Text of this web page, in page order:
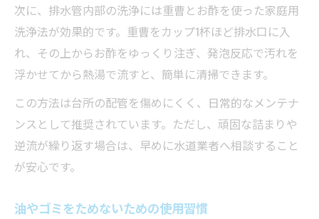
次に、排水管内部の洗浄には重曹とお酢を使った家庭用
洗浄法が効果的です。重曹をカップ1杯ほど排水口に入
れ、その上からお酢をゆっくり注ぎ、発泡反応で汚れを
浮かせてから熱湯で流すと、簡単に清掃できます。
この方法は台所の配管を傷めにくく、日常的なメンテナ
ンスとして推奨されています。ただし、頑固な詰まりや
逆流が繰り返す場合は、早めに水道業者へ相談すること
が安心です。
油やゴミをためないための使用習慣